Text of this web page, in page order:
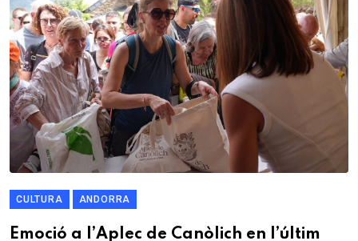
CULTURA ANDORRA
Emoció a l’Aplec de Canòlich en l’últim